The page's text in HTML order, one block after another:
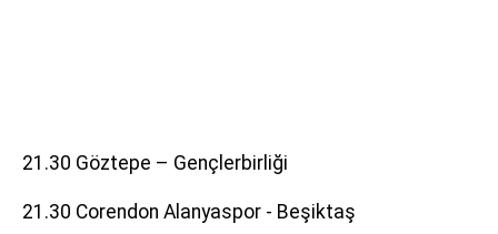
21.30 Göztepe – Gençlerbirliği
21.30 Corendon Alanyaspor - Beşiktaş